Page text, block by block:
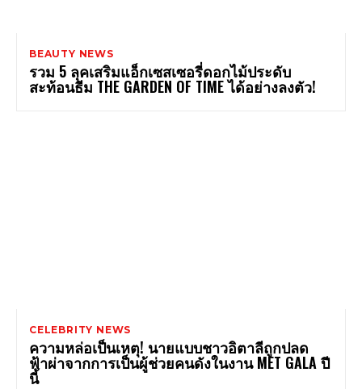
BEAUTY NEWS
รวม 5 ลุคเสริมแอ็กเซสเซอรี่ดอกไม้ประดับ
สะท้อนธีม THE GARDEN OF TIME ได้อย่างลงตัว!
CELEBRITY NEWS
ความหล่อเป็นเหตุ! นายแบบชาวอิตาลีถูกปลด
ฟ้าผ่าจากการเป็นผู้ช่วยคนดังในงาน MET GALA ปี
นี้